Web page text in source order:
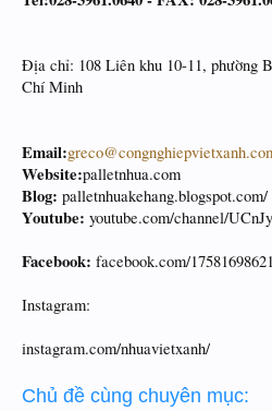
Địa chỉ: 108 Liên khu 10-11, phường
Chí Minh
Email:
Website:palletnhua.com
Blog: palletnhuakehang.blogspot.com/
Youtube: youtube.com/channel/
Facebook: facebook.com/
Instagram:
instagram.com/nhuavietxanh/
Chủ đề cùng chuyên mục: